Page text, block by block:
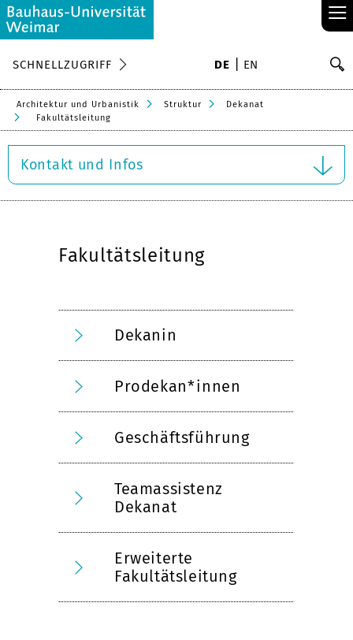
≡
SCHNELLZUGRIFF DE EN
Architektur und Urbanistik Struktur
Dekanat
Fakultätsleitung
Kontakt und Infos
Fakultätsleitung
Dekanin
Prodekan*innen
Geschäftsführung
Teamassistenz
Dekanat
Erweiterte
Fakultätsleitung